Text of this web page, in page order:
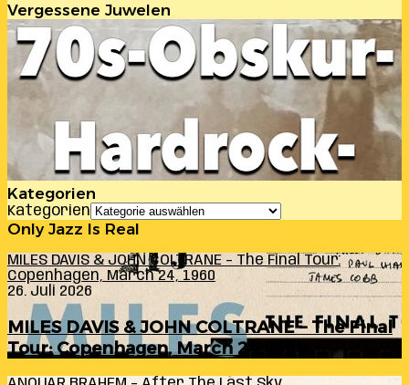
Vergessene Juwelen
Kategorien
Kategorien
Only Jazz Is Real
MILES DAVIS & JOHN COLTRANE – The Final Tour:
Copenhagen, March 24, 1960
26. Juli 2026
MILES DAVIS & JOHN COLTRANE – The Final
Tour: Copenhagen, March 24, 1960